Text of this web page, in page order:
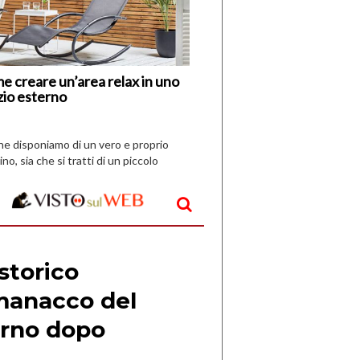
creare un’area relax in uno
esterno
Vespri
disponiamo di un vero e proprio
sia che si tratti di un piccolo